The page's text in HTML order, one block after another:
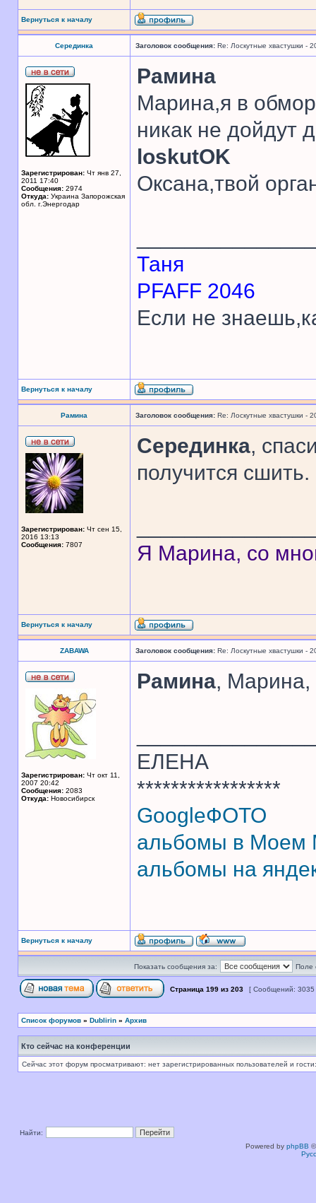
Вернуться к началу
Серединка Заголовок сообщения: Re: Лоскутные хвастушки -
Зарегистрирован: Чт янв 27,
2011 17:40
Сообщения: 2974
Откуда: Украина Запорожская
обл. г.Энергодар
Рамина
Марина,я в
никак не дойдут
loskutOK
Оксана,твой
Таня
PFAFF 2046
Если не
Вернуться к началу
Рамина Заголовок сообщения: Re: Лоскутные хвастушки -
Зарегистрирован: Чт сен 15,
2016 13:13
Сообщения: 7807
Серединка,
получится сшить.
Я Марина, со
Вернуться к началу
ZABAWA Заголовок сообщения: Re: Лоскутные хвастушки -
Зарегистрирован: Чт окт 11,
2007 20:42
Сообщения: 2083
Откуда: Новосибирск
Рамина, Марина,
ЕЛЕНА
*****************
GoogleФОТО
альбомы в Моем
альбомы на
Вернуться к началу
Показать сообщения за: Поле
Страница 199 из 203 [ Сообщений:
Список форумов » Dublirin » Архив
Кто сейчас на конференции
Сейчас этот форум просматривают: нет зарегистрированных пользователей и
Найти:
Powered by phpBB